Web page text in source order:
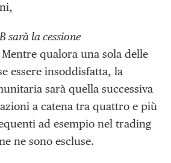
sarà la cessione
Mentre qualora una sola delle
essere insoddisfatta, la
sarà quella successiva
a catena tra quattro e più
ad esempio nel trading
ne sono escluse.